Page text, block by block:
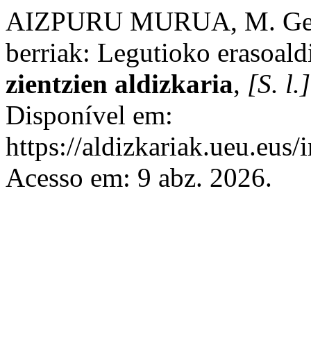
AIZPURU MURUA, M.
berriak: Legutioko
zientzien aldizkaria, [S. l.]
Disponível em:
https://
Acesso em: 9 abz. 2026.